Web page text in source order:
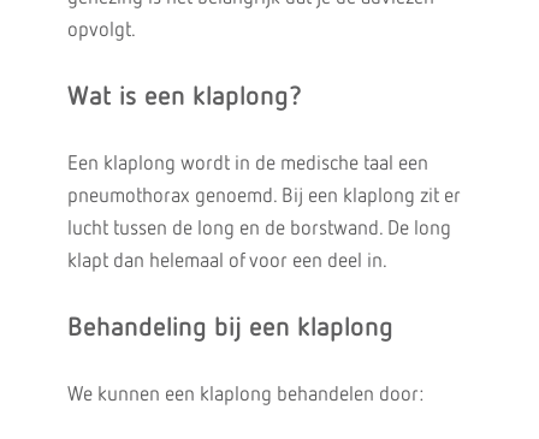
opvolgt.
Wat is een klaplong?
Een klaplong wordt in de medische taal een
pneumothorax genoemd. Bij een klaplong zit er
lucht tussen de long en de borstwand. De long
klapt dan helemaal of voor een deel in.
Behandeling bij een klaplong
We kunnen een klaplong behandelen door: